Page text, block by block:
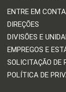
ENTRE EM
DIREÇÕES
DIVISÕES E
EMPREGOS E
SOLICITAÇÃO DE
POLÍTICA DE